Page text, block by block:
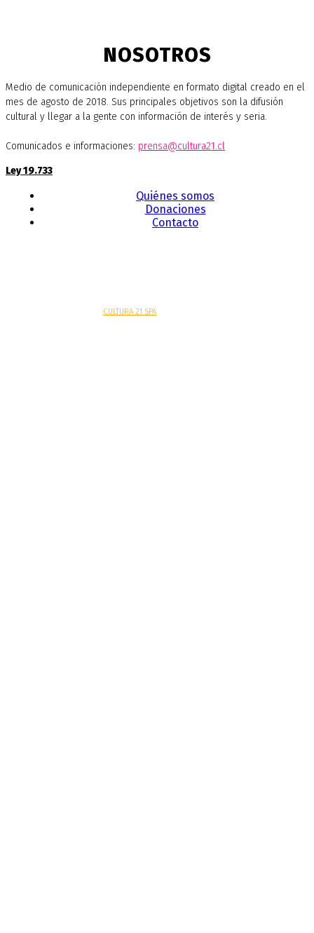
NOSOTROS
Medio de comunicación independiente en formato digital creado en el
mes de agosto de 2018. Sus principales objetivos son la difusión
cultural y llegar a la gente con información de interés y seria.
Comunicados e informaciones: prensa@cultura21.cl
Ley 19.733
Quiénes somos
Donaciones
Contacto
CULTURA 21 SPA